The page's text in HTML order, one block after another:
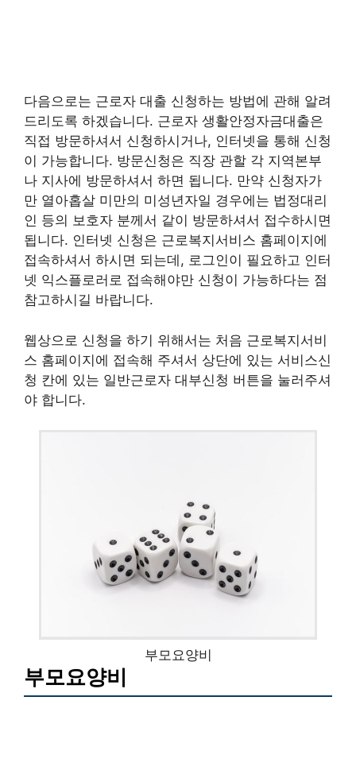
다음으로는 근로자 대출 신청하는 방법에 관해 알려
드리도록 하겠습니다. 근로자 생활안정자금대출은
직접 방문하셔서 신청하시거나, 인터넷을 통해 신청
이 가능합니다. 방문신청은 직장 관할 각 지역본부
나 지사에 방문하셔서 하면 됩니다. 만약 신청자가
만 열아홉살 미만의 미성년자일 경우에는 법정대리
인 등의 보호자 분께서 같이 방문하셔서 접수하시면
됩니다. 인터넷 신청은 근로복지서비스 홈페이지에
접속하셔서 하시면 되는데, 로그인이 필요하고 인터
넷 익스플로러로 접속해야만 신청이 가능하다는 점
참고하시길 바랍니다.
웹상으로 신청을 하기 위해서는 처음 근로복지서비
스 홈페이지에 접속해 주셔서 상단에 있는 서비스신
청 칸에 있는 일반근로자 대부신청 버튼을 눌러주셔
야 합니다.
부모요양비
부모요양비